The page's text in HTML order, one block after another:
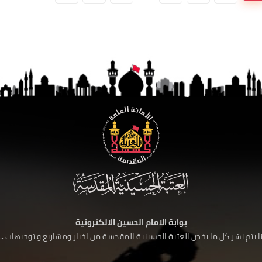
بوابة الامام الحسين الالكترونية
يتم نشر كل ما يخص العتبة الحسينية المقدسة من اخبار ومشاريع و توجيهات